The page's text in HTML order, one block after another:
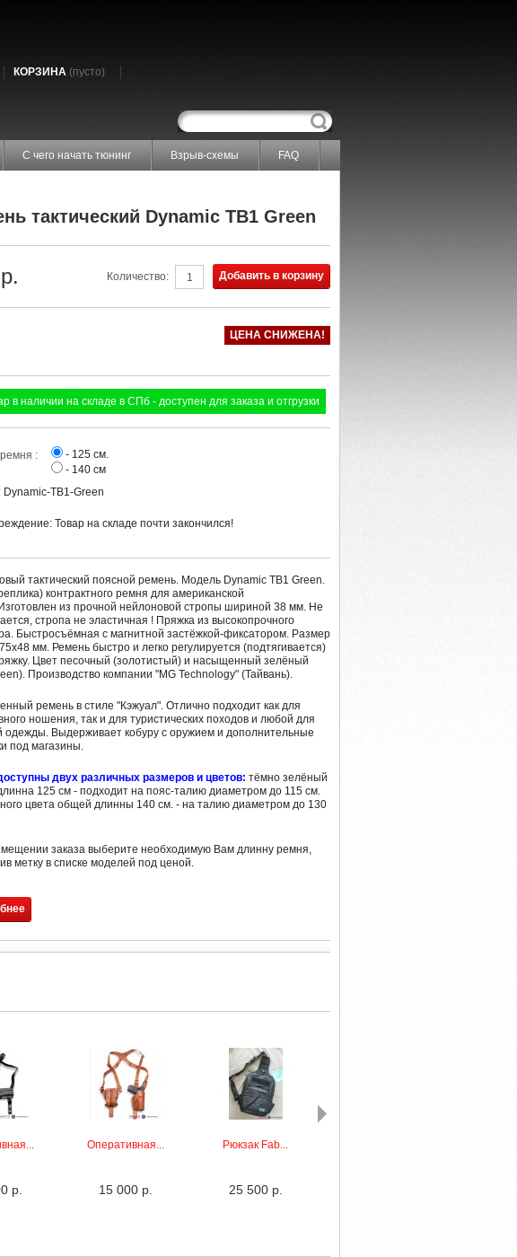
С чего начать тюнинг Взрыв-схемы FAQ
КОРЗИНА (пусто)
тактический Dynamic TB1 Green
Добавить в корзину
Количество:
ЦЕНА СНИЖЕНА!
в наличии на складе в СПб - доступен для заказа и отгрузки
:
- 125 см.
- 140 см
Dynamic-TB1-Green
Товар на складе почти закончился!
тактический поясной ремень. Модель Dynamic TB1 Green.
контрактного ремня для американской
из прочной нейлоновой стропы шириной 38 мм. Не
стропа не эластичная ! Пряжка из высокопрочного
Быстросъёмная с магнитной застёжкой-фиксатором. Размер
мм. Ремень быстро и легко регулируется (подтягивается)
Цвет песочный (золотистый) и насыщенный зелёный
Производство компании "MG Technology" (Тайвань).
ремень в стиле "Кэжуал". Отлично подходит как для
ношения, так и для туристических походов и любой для
одежды. Выдерживает кобуру с оружием и дополнительные
под магазины.
двух различных размеров и цветов: тёмно зелёный
125 см - подходит на пояс-талию диаметром до 115 см.
цвета общей длинны 140 см. - на талию диаметром до 130
заказа выберите необходимую Вам длинну ремня,
метку в списке моделей под ценой.
р.
Оперативная...
15 000 р.
Рюкзак Fab...
25 500 р.